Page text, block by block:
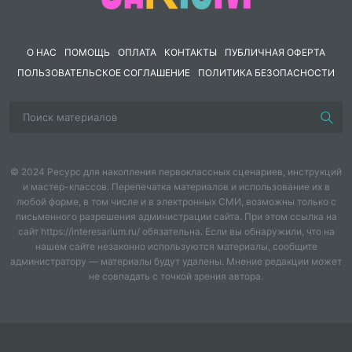
Актуальность: Родина важная часть каждого
современном мире важно знать особенности
Но начинать нужно с малого, например
вводных
фраз «Whereareyoufrom ?&Whatisyournationality?» Что
позволит ученикам представиться на английском
языке. Данное занятие относится к первому кейсу
программы «Английский язык» второго года
О НАС ПОМОЩЬ ОПЛАТА КОНТАКТЫ
ПУБЛИЧНАЯ ОФЕРТА
ПОЛЬЗОВАТЕЛЬСКОЕ СОГЛАШЕНИЕ
ПОЛИТИКА БЕЗОПАСНОСТИ
© 2024 Ресурс для накопления первоклассных сценариев, инструкций
и мастер-классов. Перепечатка материалов и использование их в
любой форме, в том числе и в электронных СМИ, возможны только с
письменного разрешения администрации сайта. При этом ссылка на
сайт https://interesarium.ru/ обязательна. Если вы обнаружили, что на
нашем сайте незаконно используются материалы, сообщите
администратору — материалы будут удалены. Мнение редакции может
не совпадать с точкой зрения автора.